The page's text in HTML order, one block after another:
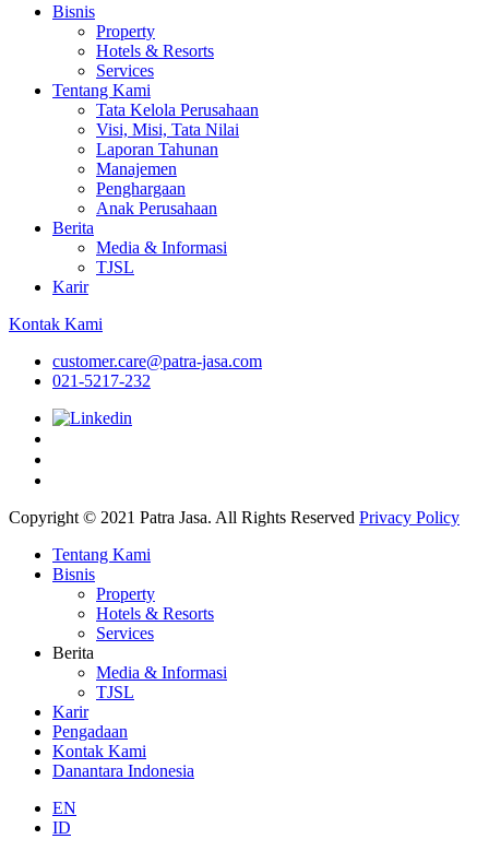
Bisnis
Property
Hotels & Resorts
Services
Tentang Kami
Tata Kelola Perusahaan
Visi, Misi, Tata Nilai
Laporan Tahunan
Manajemen
Penghargaan
Anak Perusahaan
Berita
Media & Informasi
TJSL
Karir
Kontak Kami
customer.care@patra-jasa.com
021-5217-232
Copyright © 2021 Patra Jasa. All Rights Reserved Privacy Policy
Tentang Kami
Bisnis
Property
Hotels & Resorts
Services
Berita
Media & Informasi
TJSL
Karir
Pengadaan
Kontak Kami
Danantara Indonesia
EN
ID